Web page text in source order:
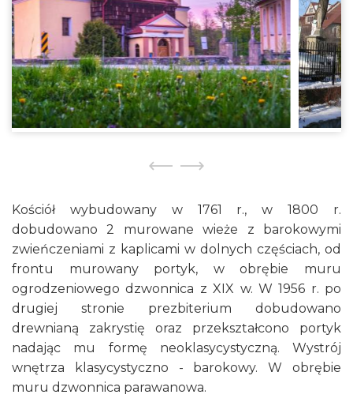
Kościół wybudowany w 1761 r., w 1800 r.
dobudowano 2 murowane wieże z barokowymi
zwieńczeniami z kaplicami w dolnych częściach, od
frontu murowany portyk, w obrębie muru
ogrodzeniowego dzwonnica z XIX w. W 1956 r. po
drugiej stronie prezbiterium dobudowano
drewnianą zakrystię oraz przekształcono portyk
nadając mu formę neoklasycystyczną. Wystrój
wnętrza klasycystyczno - barokowy. W obrębie
muru dzwonnica parawanowa.